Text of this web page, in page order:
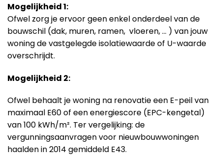
Mogelijkheid 1:
Ofwel zorg je ervoor geen enkel onderdeel van de
bouwschil (dak, muren, ramen, vloeren, … ) van jouw
woning de vastgelegde isolatiewaarde of U-waarde
overschrijdt.
Mogelijkheid 2:
Ofwel behaalt je woning na renovatie een E-peil van
maximaal E60 of een energiescore (EPC-kengetal)
van 100 kWh/m². Ter vergelijking: de
vergunningsaanvragen voor nieuwbouwwoningen
haalden in 2014 gemiddeld E43.